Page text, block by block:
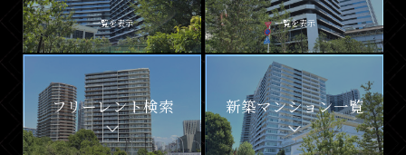
一覧を表示 一覧を表示
フリーレント検索 新築マンション一覧